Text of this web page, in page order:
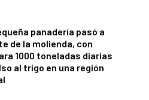
panadería pasó a
de la molienda, con
1000 toneladas diarias
al trigo en una región